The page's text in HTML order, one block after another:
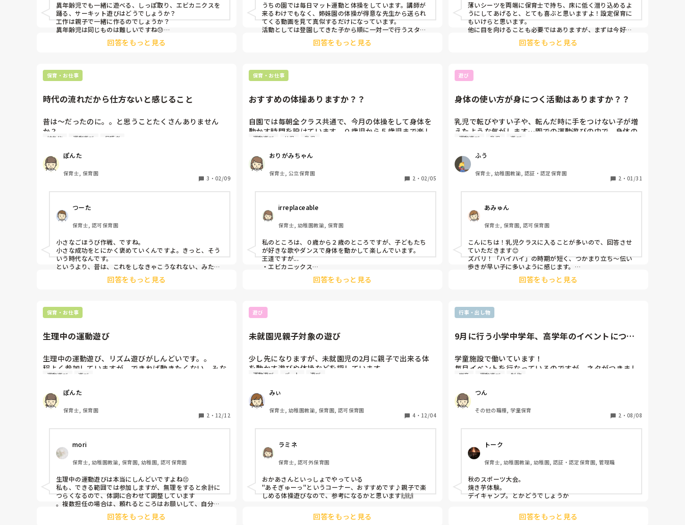
異年齢児でも一緒に遊べる、しっぽ取り、エビカニクスを
踊る、サーキット遊びはどうでしょうか？
工作は親子で一緒に作るのでしょうか？
異年齢児は同じものは難しいですね😓
テーマは一緒でもそれぞれに合わせて工程を考慮した方が
回答をもっと見る
うちの園では毎日マット運動と体操をしています。講師が
来るわけでもなく、姉妹園の体操が得意な先生から送られ
てくる動画を見て真似するだけになっています。
活動としては登園してきた子から順に一対一で行うスタイ
回答をもっと見る
薄いシーツを両端に保育士で持ち、床に低く潜り込めるよ
うにしてあげると、とても喜ぶと思いますよ！設定保育に
もいけらと思います。
他に目を向けることも必要ではありますが、まずは今好き
なことを満たしてあげることも良いのではないかなと思い
回答をもっと見る
保育・お仕事
時代の流れだから仕方ないと感じること
昔は〜だったのに。。と思うことたくさんありません
か？
増えてきているように感じます。
持ち物の記名、持ってくる物を用意しないことに対して
ルーズなのは、時代の流れなのか？？社会人になるため
に最低限必要なことじゃないかなと思いますが、私の園
ではとてもルーズで、持ち物に名前がない物がとても多
毎回体操服を持ってこない子も多々。
あとは、新人さんの、期限を守らないことも時代の流れ
でしょうか。。
みなさんはいかがですか？
持ち物 運動遊び 保護者
ぽんた
保育士, 保育園
3 ・ 02/09
つーた
保育士, 認可保育園
小さなごほうび作戦、ですね。
小さな成功をとにかく褒めていくんですよ。きっと、そう
いう時代なんです。
というより、昔は、これをしなきゃこうなれない、みたい
にいわゆる職場で言われますように"叩き上げ"で育てる風
潮があったんです。
よくありますね、叩き上げで○○長までのぼりつめた、と
か。
要は、そういうことを意識して生きる時代ではなくなりつ
つある。
のかもしれません。
記名を引き続きお願いしつつも、書いてきてくれた時には
「お名前記入していただいて、ありがとうございます〜！
助かります♪」と。
やられていたら、申し訳ないところですが。
『記名されておらずに紛失や迷子になった場合、責任は負
て。
もちろん、園として細心の注意は払いますが、と前置きは
するけどね。
時代というか、親自身がそう育ってきているのかもしれま
せんよね。
怒らない=放任
という勘違いが先行した育ち方、とでも言いましょうか。
回答をもっと見る
保育・お仕事
おすすめの体操ありますか？？
自園では毎朝全クラス共通で、今月の体操をして身体を
動かす時間を設けています。０歳児から５歳児まで楽し
ますか？？
運動遊び 幼児 乳児
おりがみちゃん
保育士, 公立保育園
2 ・ 02/05
irreplaceable
保育士, 幼稚園教諭, 保育園
私のところは、０歳から２歳のところですが、子どもたち
が好きな歌やダンスで身体を動かして楽しんでいます。
王道ですが...
・エビカニックス
・からだダダンダン
♪
回答をもっと見る
遊び
身体の使い方が身につく活動はありますか？？
乳児で転びやすい子や、転んだ時に手をつけない子が増
えたような気がします…園での運動遊びの中で、身体の
いです。
運動遊び 乳児 遊び
ふう
保育士, 幼稚園教諭, 認証・認定保育園
2 ・ 01/31
あみゅん
保育士, 保育園, 認可保育園
こんにちは！乳児クラスに入ることが多いので、回答させ
ていただきます😊
ズバリ！「ハイハイ」の時期が短く、つかまり立ち〜伝い
歩きが早い子に多いように感じます。
なので、あそびの中でも「ハイハイ」を多く取り入れると
ついていくと思います！
回答をもっと見る
保育・お仕事
生理中の運動遊び
生理中の運動遊び、リズム遊びがしんどいです。。
程よく参加していますが、できれば動きたくない。みな
していますか？
運動遊び 遊び
ぽんた
保育士, 保育園
2 ・ 12/12
mori
保育士, 幼稚園教諭, 保育園, 幼稚園, 認可保育園
生理中の運動遊びは本当にしんどいですよね😣
私も、できる範囲では参加しますが、無理をすると余計に
つらくなるので、体調に合わせて調整しています
。複数担任の場合は、頼れるところはお願いして、自分は
見守りや軽い補助に回るのも一つの方法です。無理をしな
いことが一番大事なので、自分の体を優先しつつ、できる
回答をもっと見る
遊び
未就園児親子対象の遊び
少し先になりますが、未就園児の2月に親子で出来る体
を動かす遊びや体操などを探しています。
運動遊び パート 遊び
みぃ
保育士, 幼稚園教諭, 保育園, 認可保育園
4 ・ 12/04
ラミネ
保育士, 認可外保育園
おかあさんといっしょでやっている
"あそぎゅーっ"というコーナー、おすすめです♪親子で楽
しめる体操遊びなので、参考になるかと思います🙌🙌
回答をもっと見る
行事・出し物
9月に行う小学中学年、高学年のイベントについ
学童施設で働いています！
毎月イベントを行なっているのですが、ネタがつきまし
小学3年〜6年で男女関係なく楽しく遊べるイベントはあ
りますか？
今までは室内で運動遊びをしていました。
（からだじゃんけん、巨大オセロなど）
学童 運動遊び 制作
つん
その他の職種, 学童保育
2 ・ 08/08
トーク
保育士, 幼稚園教諭, 幼稚園, 認証・認定保育園, 管理職
秋のスポーツ大会。
焼き芋体験。
デイキャンプ。とかどうでしょうか
回答をもっと見る